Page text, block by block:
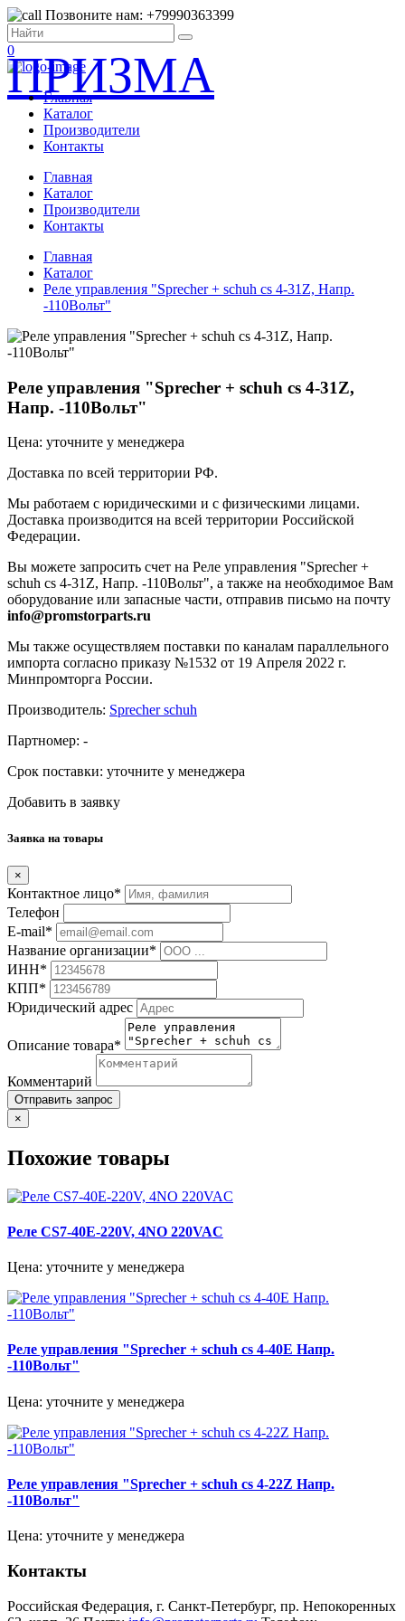
Позвоните нам: +79990363399
0
ПРИЗМА
Главная
Каталог
Производители
Контакты
Главная
Каталог
Производители
Контакты
Главная
Каталог
Реле управления "Sprecher + schuh cs 4-31Z, Напр.
-110Вольт"
Реле управления "Sprecher + schuh cs 4-31Z,
Напр. -110Вольт"
Цена: уточните у менеджера
Доставка по всей территории РФ.
Мы работаем с юридическими и с физическими лицами.
Доставка производится на всей территории Российской
Федерации.
Вы можете запросить счет на Реле управления "Sprecher +
schuh cs 4-31Z, Напр. -110Вольт", а также на необходимое Вам
оборудование или запасные части, отправив письмо на почту
info@promstorparts.ru
Мы также осуществляем поставки по каналам параллельного
импорта согласно приказу №1532 от 19 Апреля 2022 г.
Минпромторга России.
Производитель: Sprecher schuh
Партномер: -
Срок поставки: уточните у менеджера
Добавить в заявку
Заявка на товары
×
Контактное лицо*
Телефон
E-mail*
Название организации*
ИНН*
КПП*
Юридический адрес
Описание товара*
Комментарий
Отправить запрос
×
Похожие товары
Реле CS7-40E-220V, 4NO 220VAC
Цена: уточните у менеджера
Реле управления "Sprecher + schuh cs 4-40E Напр.
-110Вольт"
Цена: уточните у менеджера
Реле управления "Sprecher + schuh cs 4-22Z Напр.
-110Вольт"
Цена: уточните у менеджера
Контакты
Российская Федерация, г. Санкт-Петербург, пр. Непокоренных